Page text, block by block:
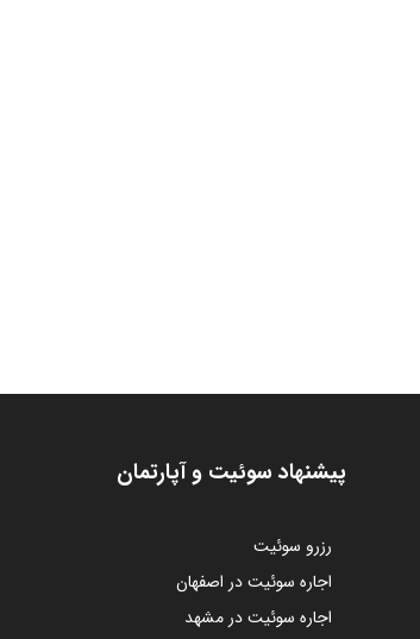
پیشنهاد سوئیت و آپارتمان
رزرو سوئیت
اجاره سوئیت در اصفهان
اجاره سوئیت در مشهد